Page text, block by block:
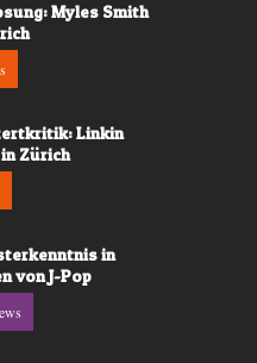
Myles Smith
Linkin
Zürich
in
von J-Pop